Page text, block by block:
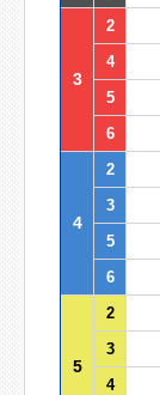
3
2
4
5
6
4
2
3
5
6
5
2
3
4